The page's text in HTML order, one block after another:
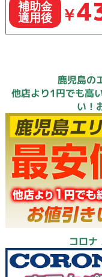
補助金
適用後 ￥
鹿児島の
他店より1円でも高
い！
コロナ